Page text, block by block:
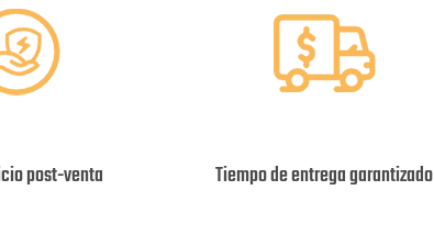
post-venta Tiempo de entrega garantizado